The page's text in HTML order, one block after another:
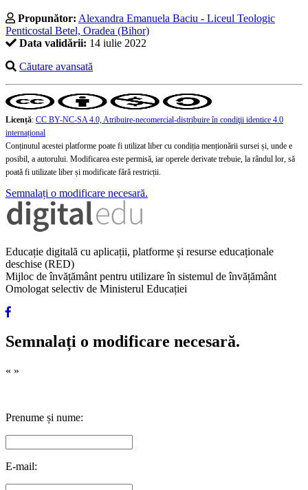
Propunător: Alexandra Emanuela Baciu - Liceul Teologic
Penticostal Betel, Oradea (Bihor)
Data validării: 14 iulie 2022
Căutare avansată
Licență: CC BY-NC-SA 4.0, Atribuire-necomercial-distribuire în condiţii identice 4.0
internațional
Conținutul acestei platforme poate fi utilizat liber cu condiția menționării sursei și, unde e
posibil, a autorului. Modificarea este permisă, iar operele derivate trebuie, la rândul lor, să
poată fi utilizate liber și modificate fără restricții.
Semnalați o modificare necesară.
Educație digitală cu aplicații, platforme și resurse educaționale
deschise (RED)
Mijloc de învățământ pentru utilizare în sistemul de învățământ
Omologat selectiv de Ministerul Educației
Semnalați o modificare necesară.
« »
Prenume și nume:
E-mail: